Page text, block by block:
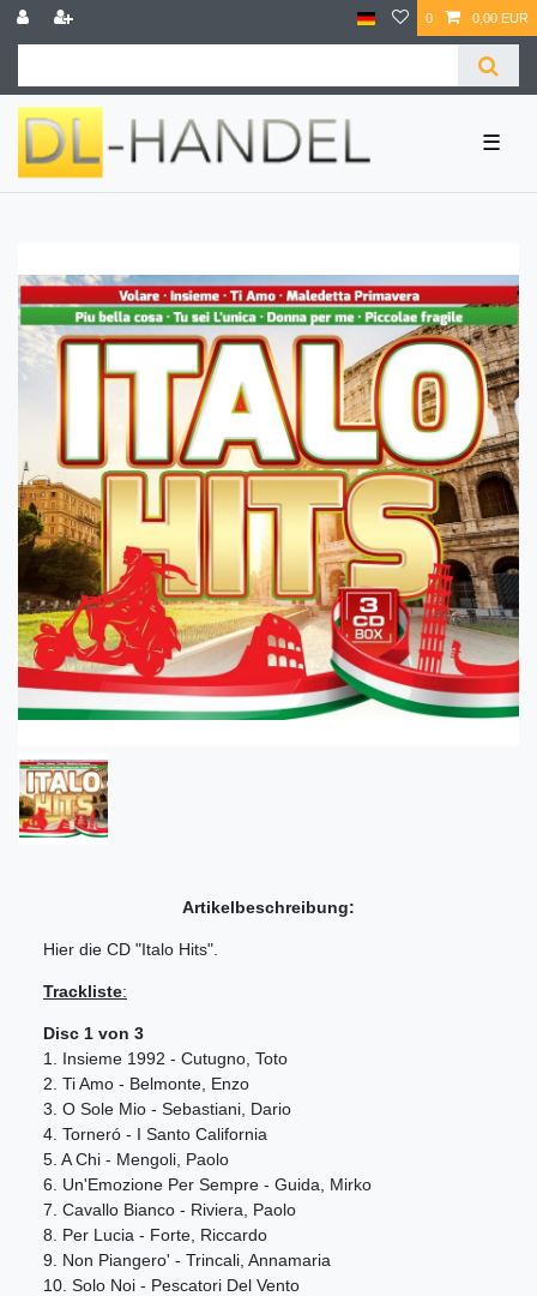
0 0,00 EUR
☰
Artikelbeschreibung:
Hier die CD "Italo Hits".
Trackliste:
Disc 1 von 3
1. Insieme 1992 - Cutugno, Toto
2. Ti Amo - Belmonte, Enzo
3. O Sole Mio - Sebastiani, Dario
4. Torneró - I Santo California
5. A Chi - Mengoli, Paolo
6. Un'Emozione Per Sempre - Guida, Mirko
7. Cavallo Bianco - Riviera, Paolo
8. Per Lucia - Forte, Riccardo
9. Non Piangero' - Trincali, Annamaria
10. Solo Noi - Pescatori Del Vento